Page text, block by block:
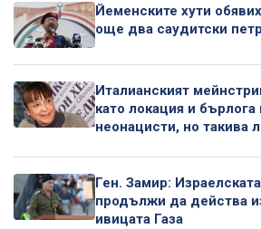
Йеменските хути
още два саудитски
Италианският
като локация и
неонацисти, но такива
Ген. Замир:
продължи да действа
ивицата Газа